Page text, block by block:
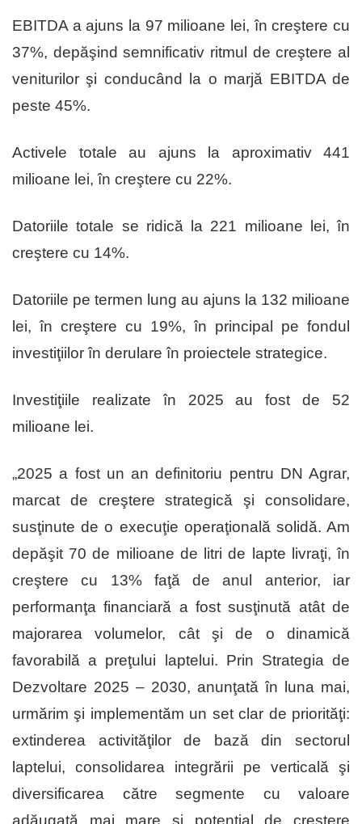
EBITDA a ajuns la 97 milioane lei, în creştere cu
37%, depăşind semnificativ ritmul de creştere al
veniturilor şi conducând la o marjă EBITDA de
peste 45%.
Activele totale au ajuns la aproximativ 441
milioane lei, în creştere cu 22%.
Datoriile totale se ridică la 221 milioane lei, în
creştere cu 14%.
Datoriile pe termen lung au ajuns la 132 milioane
lei, în creştere cu 19%, în principal pe fondul
investiţiilor în derulare în proiectele strategice.
Investiţiile realizate în 2025 au fost de 52
milioane lei.
„2025 a fost un an definitoriu pentru DN Agrar,
marcat de creştere strategică şi consolidare,
susţinute de o execuţie operaţională solidă. Am
depăşit 70 de milioane de litri de lapte livraţi, în
creştere cu 13% faţă de anul anterior, iar
performanţa financiară a fost susţinută atât de
majorarea volumelor, cât şi de o dinamică
favorabilă a preţului laptelui. Prin Strategia de
Dezvoltare 2025 – 2030, anunţată în luna mai,
urmărim şi implementăm un set clar de priorităţi:
extinderea activităţilor de bază din sectorul
laptelui, consolidarea integrării pe verticală şi
diversificarea către segmente cu valoare